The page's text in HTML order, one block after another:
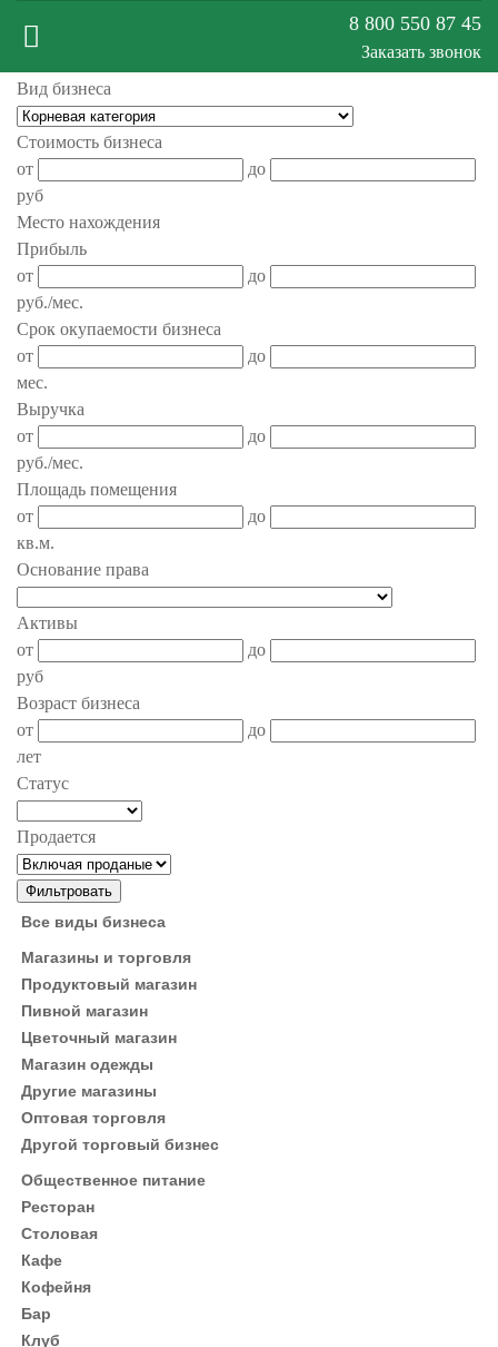
Меню
сайта
8 800 550 87 45
Заказать звонок
Вид бизнеса
Стоимость бизнеса
от
до
руб
Место нахождения
Прибыль
от
до
руб./мес.
Срок окупаемости бизнеса
от
до
мес.
Выручка
от
до
руб./мес.
Площадь помещения
от
до
кв.м.
Основание права
Активы
от
до
руб
Возраст бизнеса
от
до
лет
Статус
Продается
Все виды бизнеса
Магазины и торговля
Продуктовый магазин
Пивной магазин
Цветочный магазин
Магазин одежды
Другие магазины
Оптовая торговля
Другой торговый бизнес
Общественное питание
Ресторан
Столовая
Кафе
Кофейня
Бар
Клуб